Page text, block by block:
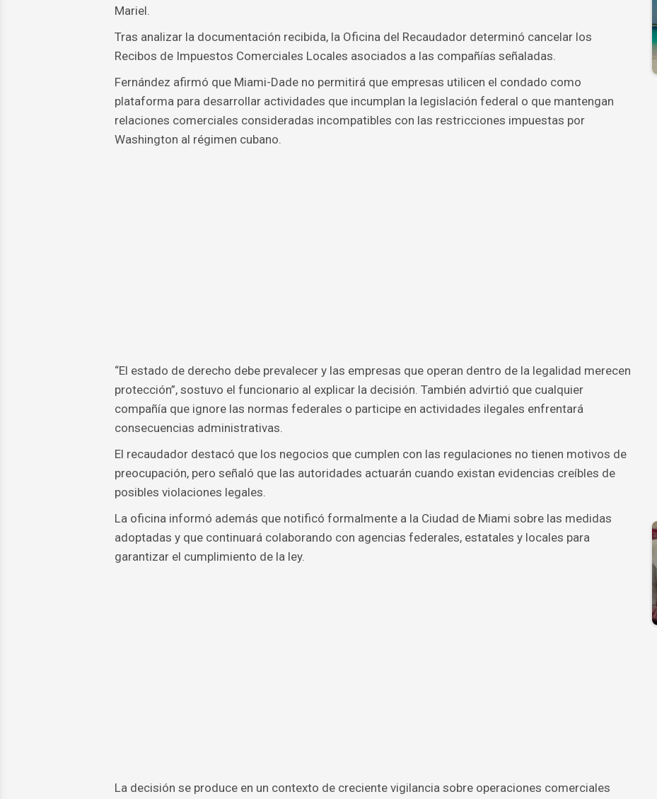
Mariel.
Tras analizar la documentación recibida, la Oficina del Recaudador determinó cancelar los
Recibos de Impuestos Comerciales Locales asociados a las compañías señaladas.
Fernández afirmó que Miami-Dade no permitirá que empresas utilicen el condado como
plataforma para desarrollar actividades que incumplan la legislación federal o que mantengan
relaciones comerciales consideradas incompatibles con las restricciones impuestas por
Washington al régimen cubano.
“El estado de derecho debe prevalecer y las empresas que operan dentro de la legalidad merecen
protección”, sostuvo el funcionario al explicar la decisión. También advirtió que cualquier
compañía que ignore las normas federales o participe en actividades ilegales enfrentará
consecuencias administrativas.
El recaudador destacó que los negocios que cumplen con las regulaciones no tienen motivos de
preocupación, pero señaló que las autoridades actuarán cuando existan evidencias creíbles de
posibles violaciones legales.
La oficina informó además que notificó formalmente a la Ciudad de Miami sobre las medidas
adoptadas y que continuará colaborando con agencias federales, estatales y locales para
garantizar el cumplimiento de la ley.
La decisión se produce en un contexto de creciente vigilancia sobre operaciones comerciales